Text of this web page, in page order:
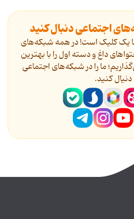
اجتماعی دنبال کنید
یک کلیک است! در همه شبکه‌های
داغ و دسته اول را با بهترین
ما را در شبکه‌های اجتماعی
دنیال کنید.